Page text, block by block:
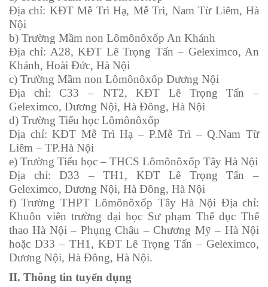
Địa chỉ: KĐT Mễ Trì Hạ, Mễ Trì, Nam Từ Liêm, Hà
Nội
b) Trường Mầm non Lômônôxốp An Khánh
Địa chỉ: A28, KĐT Lê Trọng Tấn – Geleximco, An
Khánh, Hoài Đức, Hà Nội
c) Trường Mầm non Lômônôxốp Dương Nội
Địa chỉ: C33 – NT2, KĐT Lê Trọng Tấn –
Geleximco, Dương Nội, Hà Đông, Hà Nội
d) Trường Tiểu học Lômônôxốp
Địa chỉ: KĐT Mễ Trì Hạ – P.Mễ Trì – Q.Nam Từ
Liêm – TP.Hà Nội
e) Trường Tiểu học – THCS Lômônôxốp Tây Hà Nội
Địa chỉ: D33 – TH1, KĐT Lê Trọng Tấn –
Geleximco, Dương Nội, Hà Đông, Hà Nội
f) Trường THPT Lômônôxốp Tây Hà Nội Địa chỉ:
Khuôn viên trường đại học Sư phạm Thể dục Thể
thao Hà Nội – Phụng Châu – Chương Mỹ – Hà Nội
hoặc D33 – TH1, KĐT Lê Trọng Tấn – Geleximco,
Dương Nội, Hà Đông, Hà Nội.
II. Thông tin tuyển dụng